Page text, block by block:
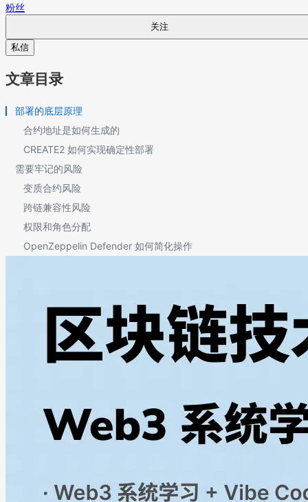
粉丝
关注
私信
文章目录
部署的底层原理
合约地址是如何生成的
CREATE2 如何实现确定性部署
需要牢记的风险
变质合约风险
跨链兼容性风险
权限和角色分配
OpenZeppelin Defender 如何简化操作